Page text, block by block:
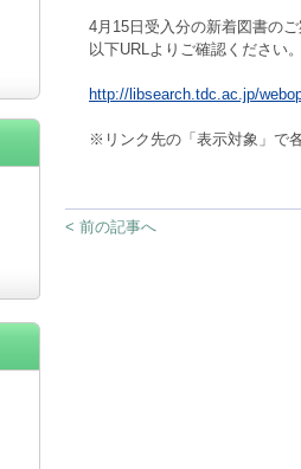
4月15日受入分の新着図書のご
以下URLよりご確認ください。
http://libsearch.tdc.ac.jp/
※リンク先の「表示対象」で
< 前の記事へ